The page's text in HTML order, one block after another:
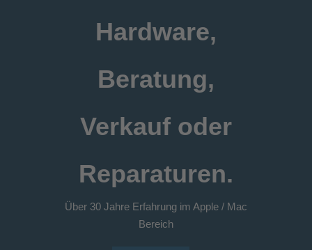
Hardware,
Beratung,
Verkauf oder
Reparaturen.
Über 30 Jahre Erfahrung im Apple / Mac
Bereich